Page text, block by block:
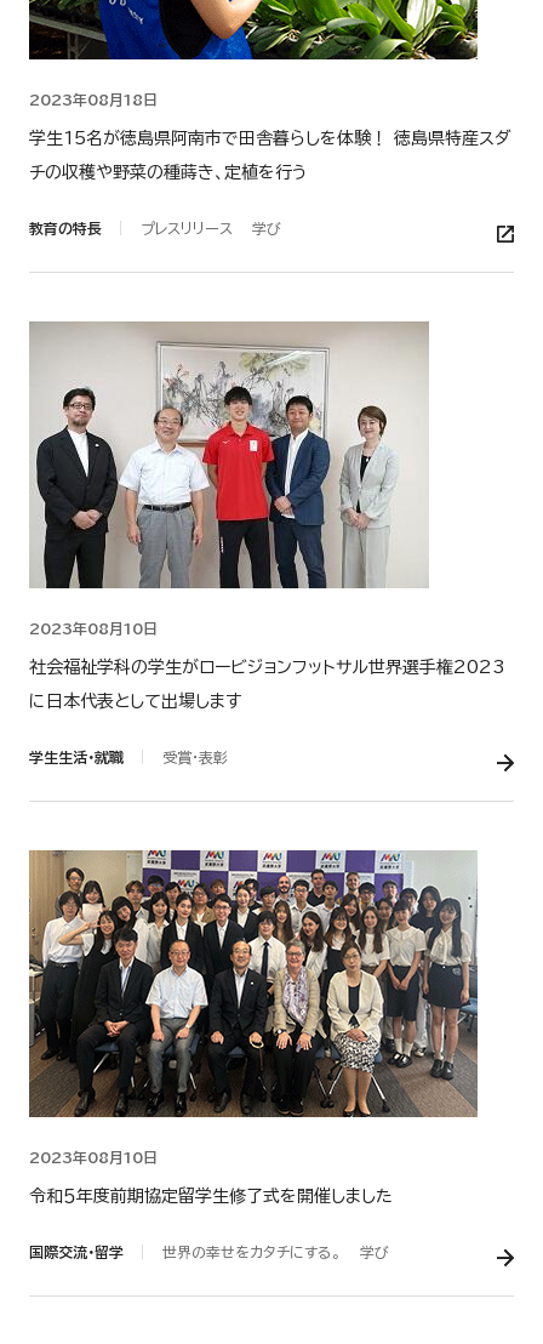
2023年08月18日
学生15名が徳島県阿南市で田舎暮らしを体験！ 徳島県特産スダ
チの収穫や野菜の種蒔き、定植を行う
教育の特長 プレスリリース 学び
2023年08月10日
社会福祉学科の学生がロービジョンフットサル世界選手権2023
に日本代表として出場します
学生生活・就職 受賞・表彰
2023年08月10日
令和５年度前期協定留学生修了式を開催しました
国際交流・留学 世界の幸せをカタチにする。 学び